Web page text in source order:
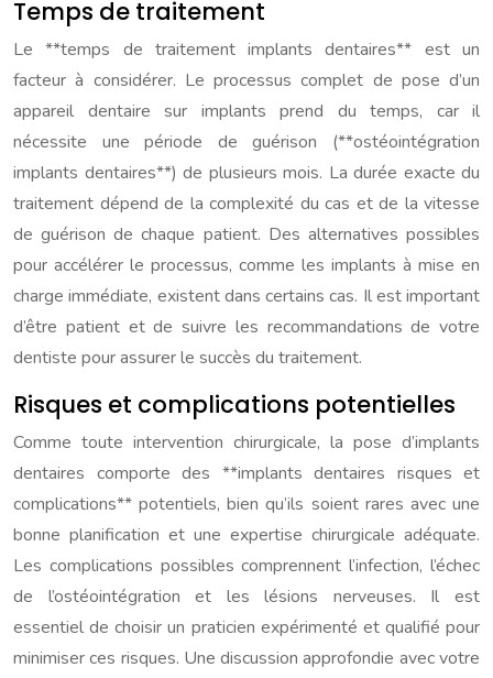
Temps de traitement
Le **temps de traitement implants dentaires** est un
facteur à considérer. Le processus complet de pose d’un
appareil dentaire sur implants prend du temps, car il
nécessite une période de guérison (**ostéointégration
implants dentaires**) de plusieurs mois. La durée exacte du
traitement dépend de la complexité du cas et de la vitesse
de guérison de chaque patient. Des alternatives possibles
pour accélérer le processus, comme les implants à mise en
charge immédiate, existent dans certains cas. Il est important
d’être patient et de suivre les recommandations de votre
dentiste pour assurer le succès du traitement.
Risques et complications potentielles
Comme toute intervention chirurgicale, la pose d’implants
dentaires comporte des **implants dentaires risques et
complications** potentiels, bien qu’ils soient rares avec une
bonne planification et une expertise chirurgicale adéquate.
Les complications possibles comprennent l’infection, l’échec
de l’ostéointégration et les lésions nerveuses. Il est
essentiel de choisir un praticien expérimenté et qualifié pour
minimiser ces risques. Une discussion approfondie avec votre